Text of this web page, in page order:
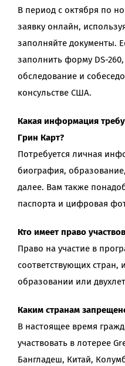
В период с октября по
заявку онлайн,
заполняйте документы.
заполнить форму DS-
обследование и
консульстве США.
Какая информация
Грин Карт?
Потребуется личная
биография,
далее. Вам также
паспорта и цифровая
Кто имеет право
Право на участие в
соответствующих стран,
образовании или
Каким странам
В настоящее время
участвовать в лотерее
Бангладеш, Китай,